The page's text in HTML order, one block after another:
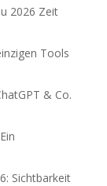
2026 Zeit
Tools
& Co.
Sichtbarkeit